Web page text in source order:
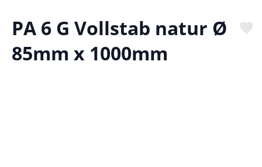
PA 6 G Vollstab natur Ø
85mm x 1000mm